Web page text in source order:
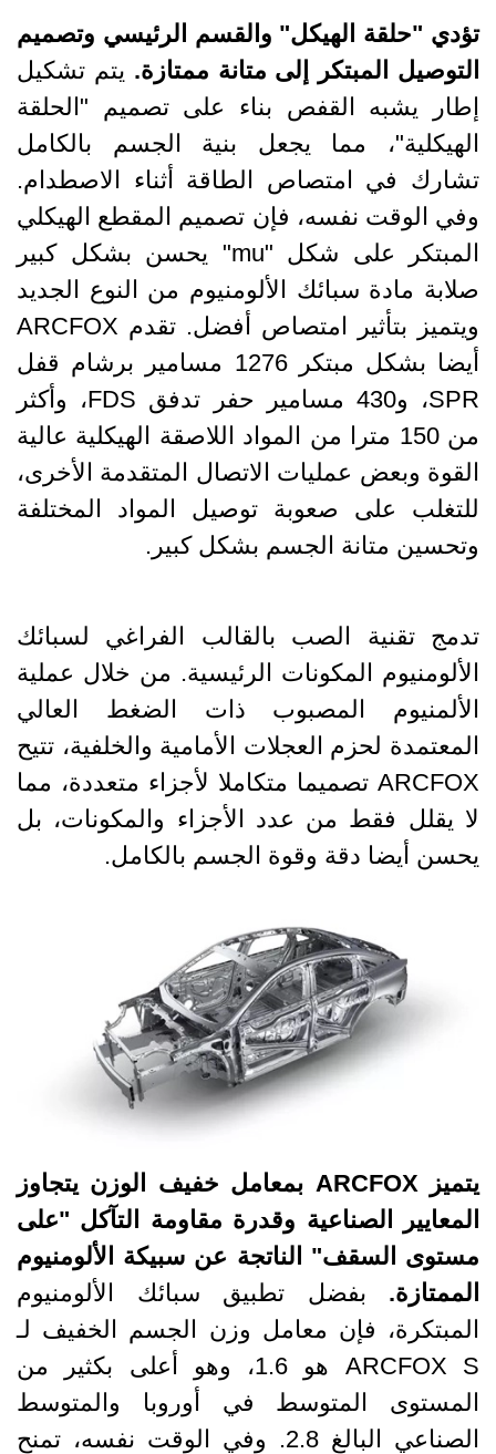
تؤدي "حلقة الهيكل" والقسم الرئيسي وتصميم
التوصيل المبتكر إلى متانة ممتازة. يتم تشكيل
إطار يشبه القفص بناء على تصميم "الحلقة
الهيكلية"، مما يجعل بنية الجسم بالكامل
تشارك في امتصاص الطاقة أثناء الاصطدام.
وفي الوقت نفسه، فإن تصميم المقطع الهيكلي
المبتكر على شكل "mu" يحسن بشكل كبير
صلابة مادة سبائك الألومنيوم من النوع الجديد
ويتميز بتأثير امتصاص أفضل. تقدم ARCFOX
أيضا بشكل مبتكر 1276 مسامير برشام قفل
SPR، و430 مسامير حفر تدفق FDS، وأكثر
من 150 مترا من المواد اللاصقة الهيكلية عالية
القوة وبعض عمليات الاتصال المتقدمة الأخرى،
للتغلب على صعوبة توصيل المواد المختلفة
وتحسين متانة الجسم بشكل كبير.
تدمج تقنية الصب بالقالب الفراغي لسبائك
الألومنيوم المكونات الرئيسية. من خلال عملية
الألمنيوم المصبوب ذات الضغط العالي
المعتمدة لحزم العجلات الأمامية والخلفية، تتيح
ARCFOX تصميما متكاملا لأجزاء متعددة، مما
لا يقلل فقط من عدد الأجزاء والمكونات، بل
يحسن أيضا دقة وقوة الجسم بالكامل.
يتميز ARCFOX بمعامل خفيف الوزن يتجاوز
المعايير الصناعية وقدرة مقاومة التآكل "على
مستوى السقف" الناتجة عن سبيكة الألومنيوم
الممتازة. بفضل تطبيق سبائك الألومنيوم
المبتكرة، فإن معامل وزن الجسم الخفيف لـ
ARCFOX S هو 1.6، وهو أعلى بكثير من
المستوى المتوسط في أوروبا والمتوسط
الصناعي البالغ 2.8. وفي الوقت نفسه، تمنح